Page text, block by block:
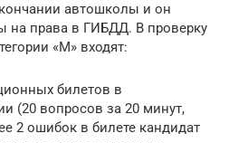
автошколы и он
на права в ГИБДД. В проверку
«М» входят:
билетов в
(20 вопросов за 20 минут,
2 ошибок в билете кандидат